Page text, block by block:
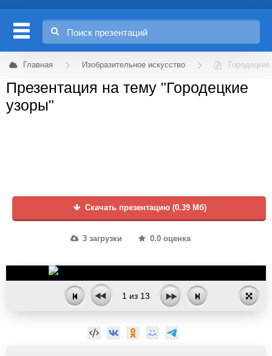
Главная Изобразительное искусство
Презентация на тему "Городецкие
узоры"
Скачать презентацию (0.39 Мб)
3 загрузки 0.0 оценка
1 из 13